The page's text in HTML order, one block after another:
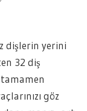
dişlerin yerini
32 diş
göz